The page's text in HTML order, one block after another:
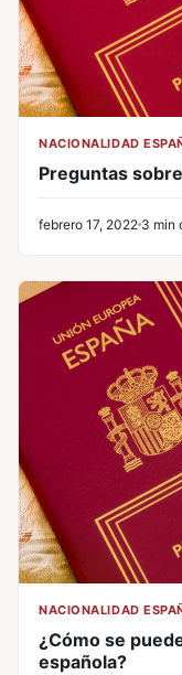
NACIONALIDAD
Preguntas
febrero 17, 2022 3 min
NACIONALIDAD
¿Cómo se
española?